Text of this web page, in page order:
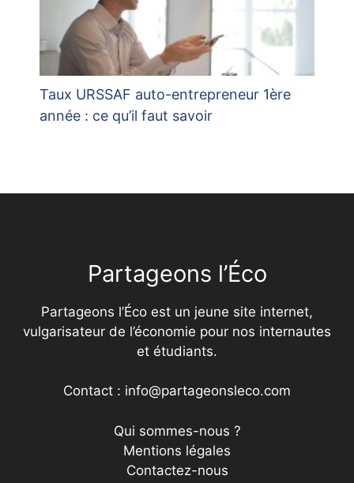
Taux URSSAF auto-entrepreneur 1ère
année : ce qu’il faut savoir
Partageons l’Éco
Partageons l’Éco est un jeune site internet,
vulgarisateur de l’économie pour nos internautes
et étudiants.
Contact : info@partageonsleco.com
Qui sommes-nous ?
Mentions légales
Contactez-nous